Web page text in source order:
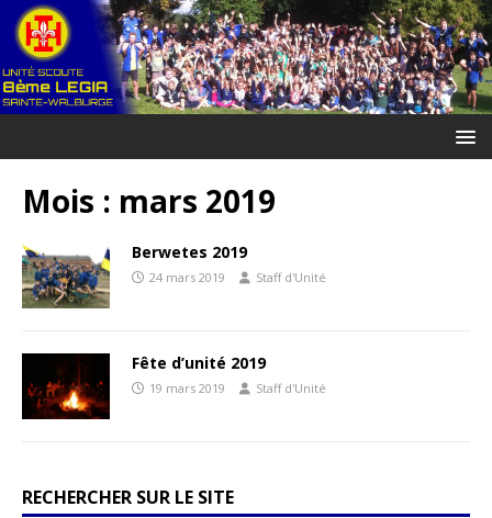
Mois : mars 2019
Berwetes 2019
24 mars 2019 Staff d'Unité
Fête d’unité 2019
19 mars 2019 Staff d'Unité
RECHERCHER SUR LE SITE